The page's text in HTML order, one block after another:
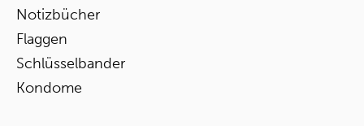
Notizbücher
Flaggen
Schlüsselbander
Kondome